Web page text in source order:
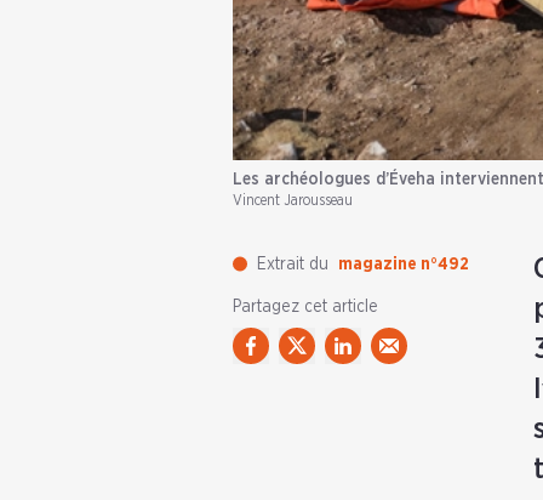
Les archéologues d’Éveha
Vincent Jarousseau
Extrait du magazine n°492
Partagez cet article